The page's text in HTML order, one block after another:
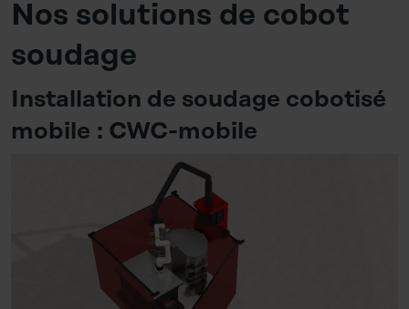
Nos solutions de cobot
soudage
Installation de soudage cobotisé
mobile : CWC-mobile